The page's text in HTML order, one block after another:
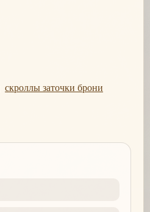
скроллы заточки брони